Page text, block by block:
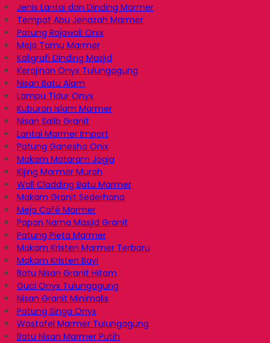
Jenis Lantai dan Dinding Marmer
Tempat Abu Jenazah Marmer
Patung Rajawali Onix
Meja Tamu Marmer
Kaligrafi Dinding Masjid
Kerajinan Onyx Tulungagung
Nisan Batu Alam
Lampu Tidur Onyx
Kuburan Islam Marmer
Nisan Salib Granit
Lantai Marmer Import
Patung Ganesha Onix
Makam Mataram Jogja
Kijing Marmer Murah
Wall Cladding Batu Marmer
Makam Granit Sederhana
Meja Café Marmer
Papan Nama Masjid Granit
Patung Pieta Marmer
Makam Kristen Marmer Terbaru
Makam Kristen Bayi
Batu Nisan Granit Hitam
Guci Onyx Tulungagung
Nisan Granit Minimalis
Patung Singa Onyx
Wastafel Marmer Tulungagung
Batu Nisan Marmer Putih